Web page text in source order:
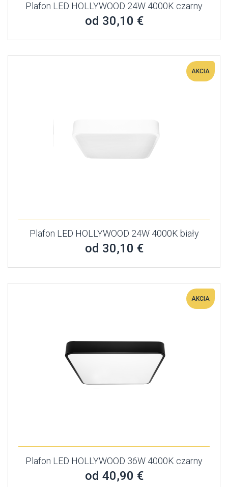
Plafon LED HOLLYWOOD 24W 4000K czarny
od 30,10 €
AKCIA
Plafon LED HOLLYWOOD 24W 4000K biały
od 30,10 €
AKCIA
Plafon LED HOLLYWOOD 36W 4000K czarny
od 40,90 €